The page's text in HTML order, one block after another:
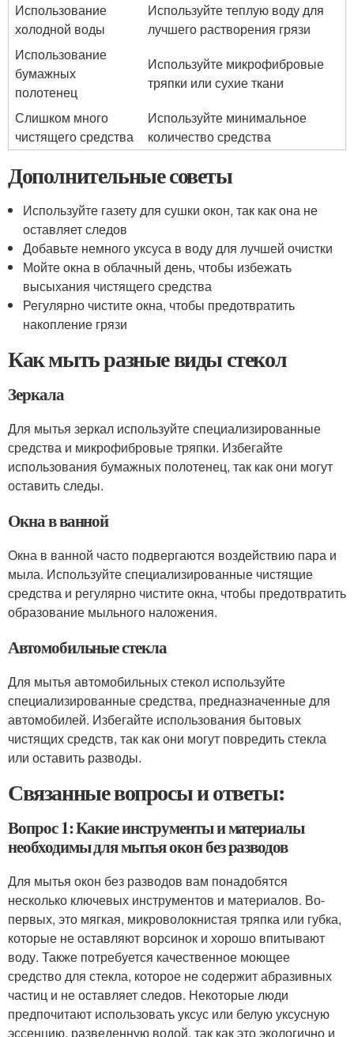
Использование
холодной воды
Используйте теплую воду для
лучшего растворения грязи
Использование
бумажных
полотенец
Используйте микрофибровые
тряпки или сухие ткани
Слишком много
чистящего средства
Используйте минимальное
количество средства
Дополнительные советы
Используйте газету для сушки окон, так как она не
оставляет следов
Добавьте немного уксуса в воду для лучшей очистки
Мойте окна в облачный день, чтобы избежать
высыхания чистящего средства
Регулярно чистите окна, чтобы предотвратить
накопление грязи
Как мыть разные виды стекол
Зеркала
Для мытья зеркал используйте специализированные
средства и микрофибровые тряпки. Избегайте
использования бумажных полотенец, так как они могут
оставить следы.
Окна в ванной
Окна в ванной часто подвергаются воздействию пара и
мыла. Используйте специализированные чистящие
средства и регулярно чистите окна, чтобы предотвратить
образование мыльного наложения.
Автомобильные стекла
Для мытья автомобильных стекол используйте
специализированные средства, предназначенные для
автомобилей. Избегайте использования бытовых
чистящих средств, так как они могут повредить стекла
или оставить разводы.
Связанные вопросы и ответы:
Вопрос 1: Какие инструменты и материалы
необходимы для мытья окон без разводов
Для мытья окон без разводов вам понадобятся
несколько ключевых инструментов и материалов. Во-
первых, это мягкая, микроволокнистая тряпка или губка,
которые не оставляют ворсинок и хорошо впитывают
воду. Также потребуется качественное моющее
средство для стекла, которое не содержит абразивных
частиц и не оставляет следов. Некоторые люди
предпочитают использовать уксус или белую уксусную
эссенцию, разведенную водой, так как это экологично и